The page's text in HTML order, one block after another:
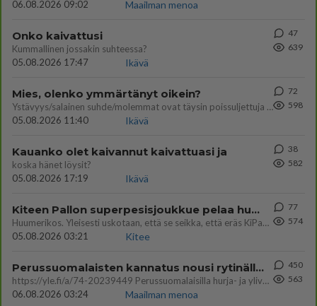
06.08.2026 09:02
Maailman menoa
Onko kaivattusi
Kummallinen jossakin suhteessa?
05.08.2026 17:47
Ikävä
47
639
Mies, olenko ymmärtänyt oikein?
Ystävyys/salainen suhde/molemmat ovat täysin poissuljettuja asioita? Nainen
05.08.2026 11:40
Ikävä
72
598
Kauanko olet kaivannut kaivattuasi ja
koska hänet löysit?
05.08.2026 17:19
Ikävä
38
582
Kiteen Pallon superpesisjoukkue pelaa huumeiden vaikutuksen alaisena
Huumerikos. Yleisesti uskotaan, että se seikka, että eräs KiPan pelaaja kärähtää huumeista, on vain jäävuoren huippu. M
05.08.2026 03:21
Kitee
77
574
Perussuomalaisten kannatus nousi rytinällä Ylen tänään julkaisemassa tuoreimmassa gallup-kyselyssä.
https://yle.fi/a/74-20239449 Perussuomalaisilla hurja- ja ylivoimaisesti suurin nousu tässä uudessa Ylen gallupissa. Kyl
06.08.2026 03:24
Maailman menoa
450
563